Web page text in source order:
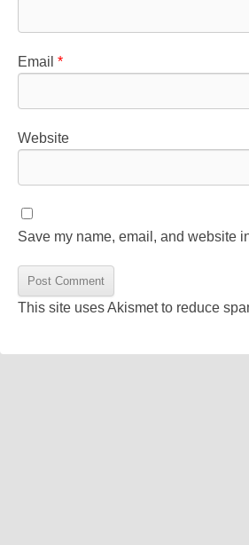
Email *
Website
Save my name, email, and website
This site uses Akismet to reduce